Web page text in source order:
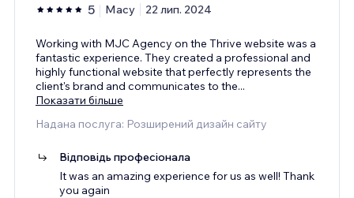
5 Macy 22 лип. 2024
Working with MJC Agency on the Thrive website was a
fantastic experience. They created a professional and
highly functional website that perfectly represents the
client's brand and communicates to the...
Показати більше
Надана послуга: Розширений дизайн сайту
Відповідь професіонала
It was an amazing experience for us as well! Thank
you again